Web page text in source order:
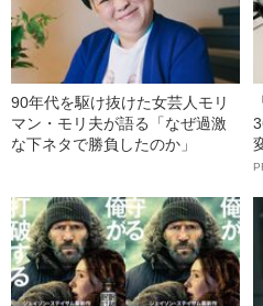
90年代を駆け抜けた女芸人モリ
マン・モリ夫が語る「なぜ過激
な下ネタで勝負したのか」